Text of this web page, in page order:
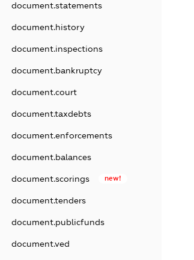
document.statements
document.history
document.inspections
document.bankruptcy
document.court
document.taxdebts
document.enforcements
document.balances
document.scorings new!
document.tenders
document.publicfunds
document.ved